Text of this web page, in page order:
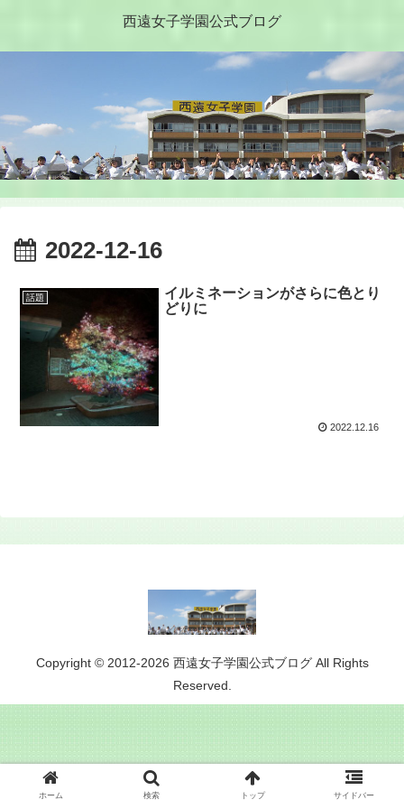
西遠女子学園公式ブログ
2022-12-16
話題
イルミネーションがさらに色とり
どりに
2022.12.16
Copyright © 2012-2026 西遠女子学園公式ブログ All Rights
Reserved.
ホーム 検索 トップ サイドバー